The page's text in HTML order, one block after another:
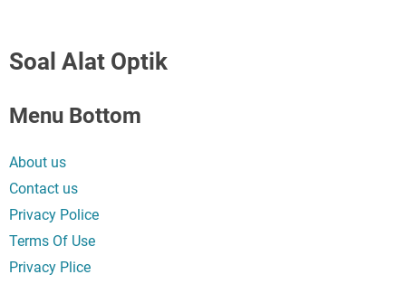
Soal Alat Optik
Menu Bottom
About us
Contact us
Privacy Police
Terms Of Use
Privacy Plice